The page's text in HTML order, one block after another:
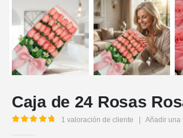
Caja de 24 Rosas
1 valoración de cliente Añadir una